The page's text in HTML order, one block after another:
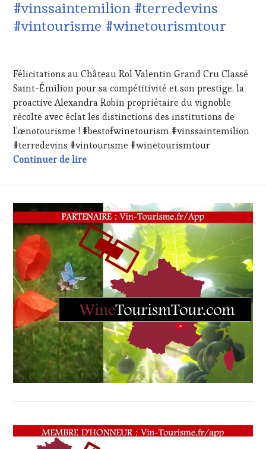
LA
HAUTE
GASTRONOMIE
&
DÉGUSTATIONS,
WINE
TASTING,
MÉDIAS,
PRESSE
ÉCRITE,
RADIO,
TV,
OENOTOURISME,
VIN
TOURISME,
PRODUCTEURS
TERROIR ,
RESTAURATEUR,
CHEF,
CUISINIER,
ŒNOLOGUE,
SOMMELIER,
SALONS
INTERNATIONAUX,
VIGNOBLES
WINE
TASTING
VOUCHER
TOURISM
WINE
TOURISM
#vinssaintemilion #terredevins
#vintourisme #winetourismtour
2024
Félicitations au Château Rol Valentin Grand Cru Classé
Saint-Émilion pour sa compétitivité et son prestige, la
proactive Alexandra Robin propriétaire du vignoble
récolte avec éclat les distinctions des institutions de
l’œnotourisme ! #bestofwinetourism #vinssaintemilion
#terredevins #vintourisme #winetourismtour
Continuer de lireFélicitations au Château Rol Valentin